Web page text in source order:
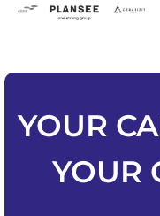
YOUR
YOUR